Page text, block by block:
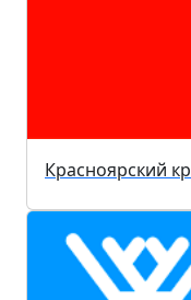
Красноярский